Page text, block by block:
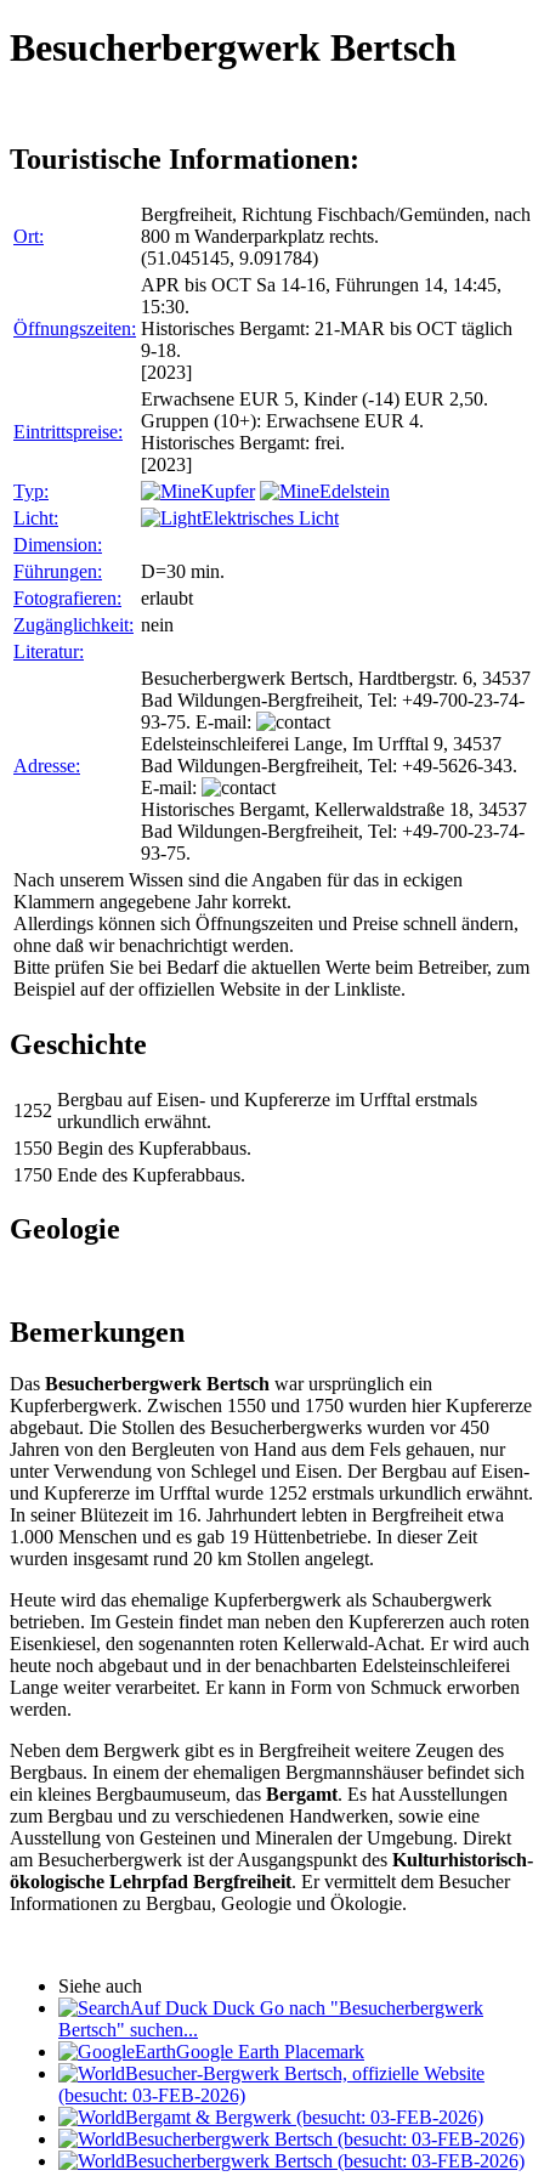
Besucherbergwerk Bertsch
Touristische Informationen:
Ort:
Bergfreiheit, Richtung Fischbach/Gemünden, nach
800 m Wanderparkplatz rechts.
(51.045145, 9.091784)
Öffnungszeiten:
APR bis OCT Sa 14-16, Führungen 14, 14:45,
15:30.
Historisches Bergamt: 21-MAR bis OCT täglich
9-18.
[2023]
Eintrittspreise:
Erwachsene EUR 5, Kinder (-14) EUR 2,50.
Gruppen (10+): Erwachsene EUR 4.
Historisches Bergamt: frei.
[2023]
Typ:
Kupfer
Edelstein
Licht:
Elektrisches Licht
Dimension:
Führungen:
D=30 min.
Fotografieren:
erlaubt
Zugänglichkeit: nein
Literatur:
Adresse:
Besucherbergwerk Bertsch, Hardtbergstr. 6, 34537
Bad Wildungen-Bergfreiheit, Tel: +49-700-23-74-
93-75. E-mail:
Edelsteinschleiferei Lange, Im Urfftal 9, 34537
Bad Wildungen-Bergfreiheit, Tel: +49-5626-343.
E-mail:
Historisches Bergamt, Kellerwaldstraße 18, 34537
Bad Wildungen-Bergfreiheit, Tel: +49-700-23-74-
93-75.
Nach unserem Wissen sind die Angaben für das in eckigen
Klammern angegebene Jahr korrekt.
Allerdings können sich Öffnungszeiten und Preise schnell ändern,
ohne daß wir benachrichtigt werden.
Bitte prüfen Sie bei Bedarf die aktuellen Werte beim Betreiber, zum
Beispiel auf der offiziellen Website in der Linkliste.
Geschichte
1252
Bergbau auf Eisen- und Kupfererze im Urfftal erstmals
urkundlich erwähnt.
1550 Begin des Kupferabbaus.
1750 Ende des Kupferabbaus.
Geologie
Bemerkungen
Das Besucherbergwerk Bertsch war ursprünglich ein
Kupferbergwerk. Zwischen 1550 und 1750 wurden hier Kupfererze
abgebaut. Die Stollen des Besucherbergwerks wurden vor 450
Jahren von den Bergleuten von Hand aus dem Fels gehauen, nur
unter Verwendung von Schlegel und Eisen. Der Bergbau auf Eisen-
und Kupfererze im Urfftal wurde 1252 erstmals urkundlich erwähnt.
In seiner Blütezeit im 16. Jahrhundert lebten in Bergfreiheit etwa
1.000 Menschen und es gab 19 Hüttenbetriebe. In dieser Zeit
wurden insgesamt rund 20 km Stollen angelegt.
Heute wird das ehemalige Kupferbergwerk als Schaubergwerk
betrieben. Im Gestein findet man neben den Kupfererzen auch roten
Eisenkiesel, den sogenannten roten Kellerwald-Achat. Er wird auch
heute noch abgebaut und in der benachbarten Edelsteinschleiferei
Lange weiter verarbeitet. Er kann in Form von Schmuck erworben
werden.
Neben dem Bergwerk gibt es in Bergfreiheit weitere Zeugen des
Bergbaus. In einem der ehemaligen Bergmannshäuser befindet sich
ein kleines Bergbaumuseum, das Bergamt. Es hat Ausstellungen
zum Bergbau und zu verschiedenen Handwerken, sowie eine
Ausstellung von Gesteinen und Mineralen der Umgebung. Direkt
am Besucherbergwerk ist der Ausgangspunkt des Kulturhistorisch-
ökologische Lehrpfad Bergfreiheit. Er vermittelt dem Besucher
Informationen zu Bergbau, Geologie und Ökologie.
Siehe auch
Auf Duck Duck Go nach "Besucherbergwerk
Bertsch" suchen...
Google Earth Placemark
Besucher-Bergwerk Bertsch, offizielle Website
(besucht: 03-FEB-2026)
Bergamt & Bergwerk (besucht: 03-FEB-2026)
Besucherbergwerk Bertsch (besucht: 03-FEB-2026)
Besucherbergwerk Bertsch (besucht: 03-FEB-2026)